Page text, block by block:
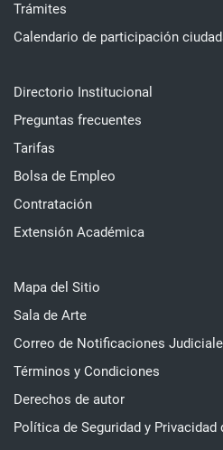
Trámites
Calendario de participación
Directorio Institucional
Preguntas frecuentes
Tarifas
Bolsa de Empleo
Contratación
Extensión Académica
Mapa del Sitio
Sala de Arte
Correo de Notificaciones
Términos y Condiciones
Derechos de autor
Política de Seguridad y